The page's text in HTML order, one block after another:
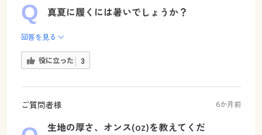
真夏に履くには暑いでしょうか？
回答を見る
役に立った 3
ご質問者様 6か月前
生地の厚さ、オンス(oz)を教えてくだ